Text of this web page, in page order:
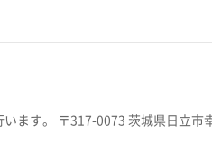
本日２０２３年６月２日 日立に営業所を開設しまし